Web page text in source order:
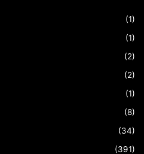
(1)
(1)
(2)
(2)
(1)
(8)
(34)
(391)